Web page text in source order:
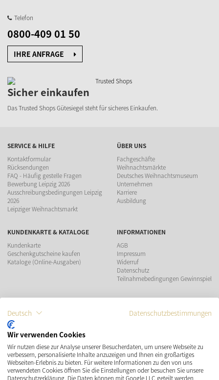
Telefon
0800-409 01 50
IHRE ANFRAGE
Sicher einkaufen
Das Trusted Shops Gütesiegel steht für sicheres Einkaufen.
SERVICE & HILFE
Kontaktformular
Rücksendungen
FAQ - Häufig gestelle Fragen
Bewerbung Leipzig 2026
Ausschreibungsbedingungen Leipzig
2026
Leipziger Weihnachtsmarkt
ÜBER UNS
Fachgeschäfte
Weihnachtsmärkte
Deutsches Weihnachtsmuseum
Unternehmen
Karriere
Ausbildung
KUNDENKARTE & KATALOGE
Kundenkarte
Geschenkgutscheine kaufen
Kataloge (Online-Ausgaben)
INFORMATIONEN
AGB
Impressum
Widerruf
Datenschutz
Teilnahmebedingungen Gewinnspiel
VERSAND SOCIAL MEDIA
Deutsch Datenschutzbestimmungen
Wir verwenden Cookies
Wir nutzen diese zur Analyse unserer Besucherdaten, um unsere Webseite zu
verbessern, personalisierte Inhalte anzuzeigen und Ihnen ein großartiges
Webseiten-Erlebnis zu bieten. Für weitere Informationen zu den von uns
verwendeten Cookies öffnen Sie die Einstellungen oder besuchen Sie unsere
Datenschutzerklärung. Die Daten können mit Google LLC geteilt werden,